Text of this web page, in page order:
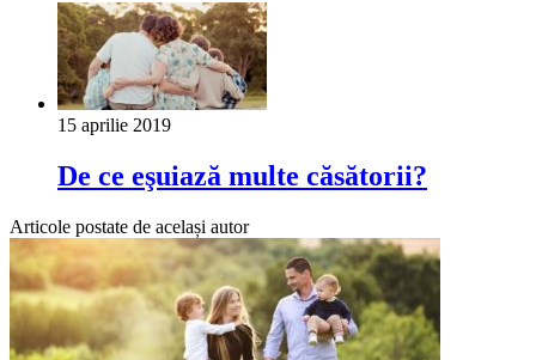
15 aprilie 2019
De ce eşuiază multe căsătorii?
Articole postate de același autor